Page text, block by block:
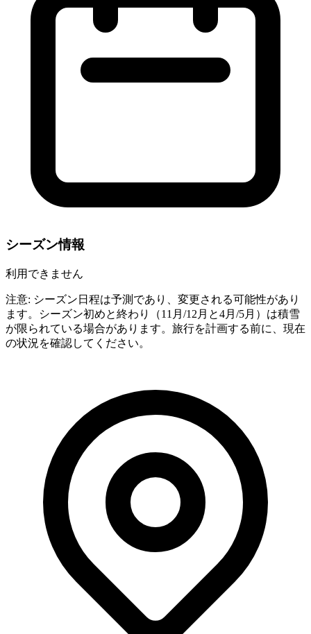
シーズン情報
利用できません
注意: シーズン日程は予測であり、変更される可能性があり
ます。シーズン初めと終わり（11月/12月と4月/5月）は積雪
が限られている場合があります。旅行を計画する前に、現在
の状況を確認してください。